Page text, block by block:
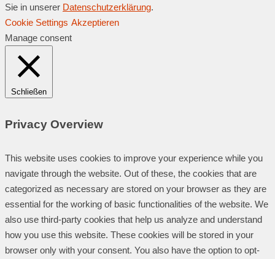
Sie in unserer Datenschutzerklärung.
Cookie Settings Akzeptieren
Manage consent
Schließen
Privacy Overview
This website uses cookies to improve your experience while you
navigate through the website. Out of these, the cookies that are
categorized as necessary are stored on your browser as they are
essential for the working of basic functionalities of the website. We
also use third-party cookies that help us analyze and understand
how you use this website. These cookies will be stored in your
browser only with your consent. You also have the option to opt-